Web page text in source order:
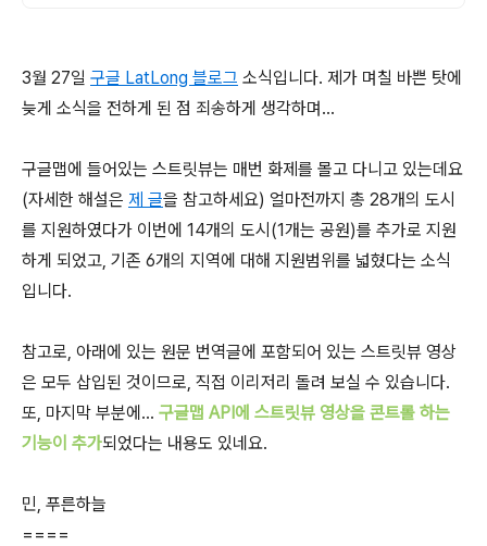
3월 27일 구글 LatLong 블로그 소식입니다. 제가 며칠 바쁜 탓에
늦게 소식을 전하게 된 점 죄송하게 생각하며...
구글맵에 들어있는 스트릿뷰는 매번 화제를 몰고 다니고 있는데요
(자세한 해설은 제 글을 참고하세요) 얼마전까지 총 28개의 도시
를 지원하였다가 이번에 14개의 도시(1개는 공원)를 추가로 지원
하게 되었고, 기존 6개의 지역에 대해 지원범위를 넓혔다는 소식
입니다.
참고로, 아래에 있는 원문 번역글에 포함되어 있는 스트릿뷰 영상
은 모두 삽입된 것이므로, 직접 이리저리 돌려 보실 수 있습니다.
또, 마지막 부분에... 구글맵 API에 스트릿뷰 영상을 콘트롤 하는
기능이 추가되었다는 내용도 있네요.
민, 푸른하늘
====